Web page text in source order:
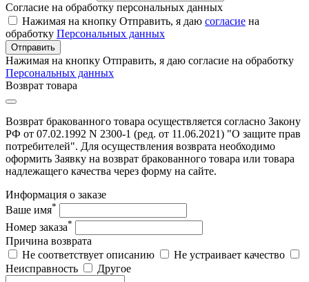
Согласие на обработку персональных данных
Нажимая на кнопку Отправить, я даю согласие на
обработку Персональных данных
Отправить
Нажимая на кнопку Отправить, я даю согласие на обработку
Персональных данных
Возврат товара
Возврат бракованного товара осуществляется согласно Закону
РФ от 07.02.1992 N 2300-1 (ред. от 11.06.2021) "О защите прав
потребителей". Для осуществления возврата необходимо
оформить Заявку на возврат бракованного товара или товара
надлежащего качества через форму на сайте.
Информация о заказе
Ваше имя*
Номер заказа*
Причина возврата
Не соответствует описанию
Не устраивает качество
Неисправность
Другое